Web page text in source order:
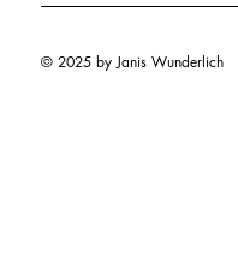
© 2025 by Janis Wunderlich